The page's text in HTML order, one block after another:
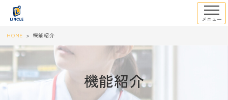
HOME 機能紹介
機能紹介